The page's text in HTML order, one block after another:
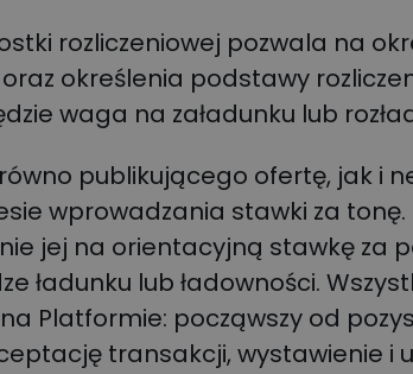
rozliczeniowej pozwala na
określenia podstawy
waga na załadunku lub
publikującego ofertę, jak i
wprowadzania stawki za tonę.
jej na orientacyjną stawkę za
ładunku lub ładowności.
Platformie: począwszy od
transakcji, wystawienie i